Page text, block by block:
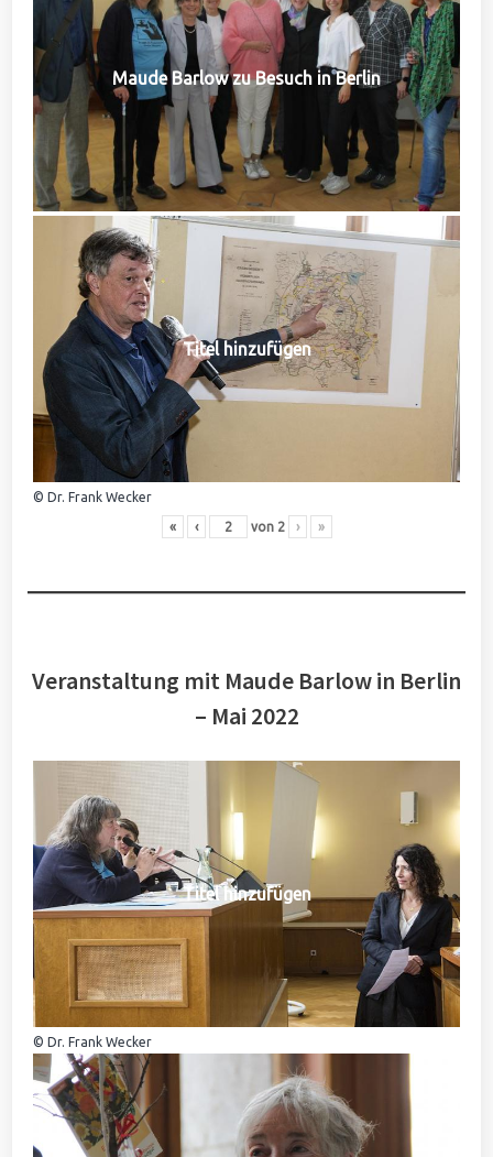
Maude Barlow zu Besuch in Berlin
Titel hinzufügen
© Dr. Frank Wecker
« ‹ von 2 › »
Veranstaltung mit Maude Barlow in Berlin
– Mai 2022
Titel hinzufügen
© Dr. Frank Wecker